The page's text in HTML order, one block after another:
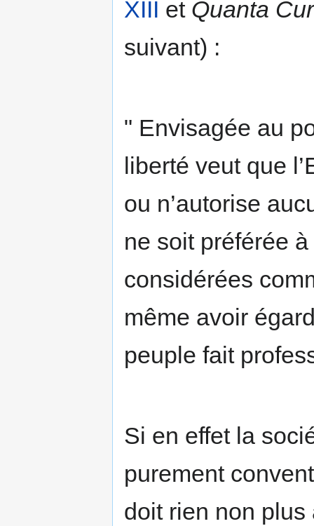
XIII et Quanta
suivant) :
" Envisagée au
liberté veut que
ou n’autorise
ne soit préférée
considérées
même avoir
peuple fait
Si en effet la
purement
doit rien non plus